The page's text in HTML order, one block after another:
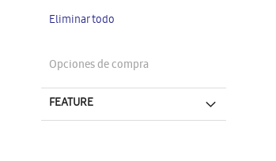
artículo
Eliminar todo
Opciones de compra
FEATURE